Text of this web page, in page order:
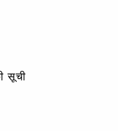
सूची